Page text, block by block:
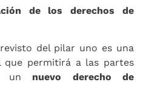
de los derechos de
del pilar uno es una
que permitirá a las partes
un nuevo derecho de